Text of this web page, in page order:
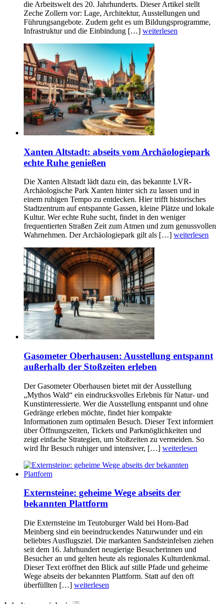
die Arbeitswelt des 20. Jahrhunderts. Dieser Artikel stellt
Zeche Zollern vor: Lage, Architektur, Ausstellungen und
Führungsangebote. Zudem geht es um Bildungsprogramme,
Infrastruktur und die Einbindung […] weiterlesen
Xanten Altstadt: abseits vom Archäologiepark
echte Ruhe genießen
Die Xanten Altstadt lädt dazu ein, das bekannte LVR-
Archäologische Park Xanten hinter sich zu lassen und in
einem ruhigen Tempo zu entdecken. Hier trifft historisches
Stadtzentrum auf entspannte Gassen, kleine Plätze und lokale
Kultur. Wer echte Ruhe sucht, findet in den weniger
frequentierten Straßen Zeit zum Atmen und zum genussvollen
Wahrnehmen. Der Archäologiepark gilt als […] weiterlesen
Gasometer Oberhausen: Ausstellung entspannt
außerhalb der Stoßzeiten erleben
Der Gasometer Oberhausen bietet mit der Ausstellung
„Mythos Wald“ ein eindrucksvolles Erlebnis für Natur- und
Kunstinteressierte. Wer die Ausstellung entspannt und ohne
Gedränge erleben möchte, findet hier kompakte
Informationen zum optimalen Besuch. Dieser Text informiert
über Öffnungszeiten, Tickets und Parkmöglichkeiten und
zeigt einfache Strategien, um Stoßzeiten zu vermeiden. So
wird Ihr Besuch ruhiger und intensiver, […] weiterlesen
Externsteine: geheime Wege abseits der
bekannten Plattform
Die Externsteine im Teutoburger Wald bei Horn-Bad
Meinberg sind ein beeindruckendes Naturwunder und ein
beliebtes Ausflugsziel. Die markanten Sandsteinfelsen ziehen
seit dem 16. Jahrhundert neugierige Besucherinnen und
Besucher an und gelten heute als regionales Kulturdenkmal.
Dieser Text eröffnet den Blick auf stille Pfade und geheime
Wege abseits der bekannten Plattform. Statt auf den oft
überfüllten […] weiterlesen